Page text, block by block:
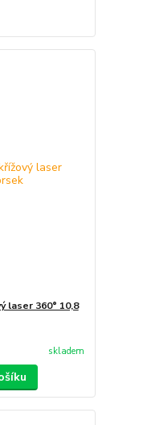
laser 360° 10,8
skladem